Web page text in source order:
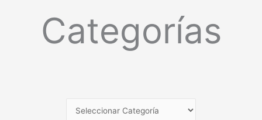
Categorías